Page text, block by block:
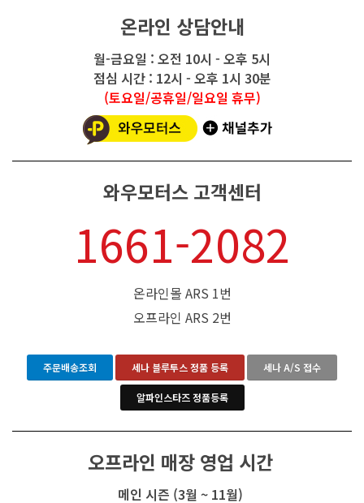
온라인 상담안내
월-금요일 : 오전 10시 - 오후 5시
점심 시간 : 12시 - 오후 1시 30분
(토요일/공휴일/일요일 휴무)
와우모터스 고객센터
1661-2082
온라인몰 ARS 1번
오프라인 ARS 2번
주문배송조회 세나 블루투스 정품 등록 세나 A/S 접수
알파인스타즈 정품등록
오프라인 매장 영업 시간
메인 시즌 (3월 ~ 11월)